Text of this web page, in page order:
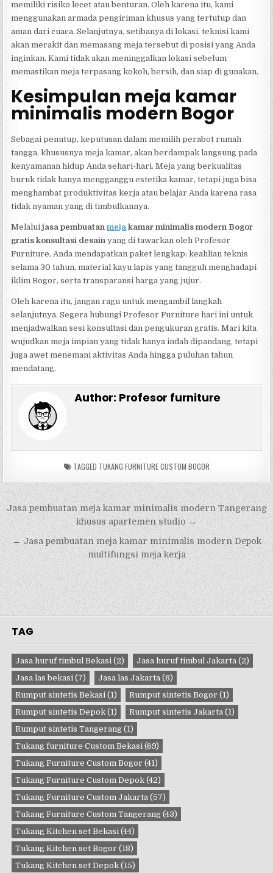
memiliki risiko lecet atau benturan. Oleh karena itu, kami
menggunakan armada pengiriman khusus yang tertutup dan
aman dari cuaca. Selanjutnya, setibanya di lokasi, teknisi kami
akan merakit dan memasang meja tersebut di posisi yang Anda
inginkan. Kami tidak akan meninggalkan lokasi sebelum
memastikan meja terpasang kokoh, bersih, dan siap di gunakan.
Kesimpulan meja kamar
minimalis modern Bogor
Sebagai penutup, keputusan dalam memilih perabot rumah
tangga, khususnya meja kamar, akan berdampak langsung pada
kenyamanan hidup Anda sehari-hari. Meja yang berkualitas
buruk tidak hanya mengganggu estetika kamar, tetapi juga bisa
menghambat produktivitas kerja atau belajar Anda karena rasa
tidak nyaman yang di timbulkannya.
Melaluijasa pembuatanmeja kamar minimalis modern Bogor
gratis konsultasi desain yang di tawarkan oleh Profesor
Furniture, Anda mendapatkan paket lengkap: keahlian teknis
selama 30 tahun, material kayu lapis yang tangguh menghadapi
iklim Bogor, serta transparansi harga yang jujur.
Oleh karena itu, jangan ragu untuk mengambil langkah
selanjutnya. Segera hubungi Profesor Furniture hari ini untuk
menjadwalkan sesi konsultasi dan pengukuran gratis. Mari kita
wujudkan meja impian yang tidak hanya indah dipandang, tetapi
juga awet menemani aktivitas Anda hingga puluhan tahun
mendatang.
Author: Profesor furniture
TAGGED TUKANG FURNITURE CUSTOM BOGOR
Navigasi
pos
Jasa pembuatan meja kamar minimalis modern Tangerang
khusus apartemen studio →
← Jasa pembuatan meja kamar minimalis modern Depok
multifungsi meja kerja
TAG
Jasa huruf timbul Bekasi (2) Jasa huruf timbul Jakarta (2)
Jasa las bekasi (7) Jasa las Jakarta (8)
Rumput sintetis Bekasi (1) Rumput sintetis Bogor (1)
Rumput sintetis Depok (1) Rumput sintetis Jakarta (1)
Rumput sintetis Tangerang (1)
Tukang furniture Custom Bekasi (69)
Tukang Furniture Custom Bogor (41)
Tukang Furniture Custom Depok (42)
Tukang Furniture Custom Jakarta (57)
Tukang Furniture Custom Tangerang (43)
Tukang Kitchen set Bekasi (44)
Tukang Kitchen set Bogor (18)
Tukang Kitchen set Depok (15)